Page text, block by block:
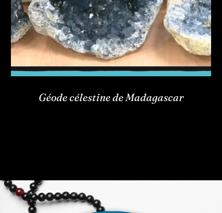
Géode célestine de Madagascar